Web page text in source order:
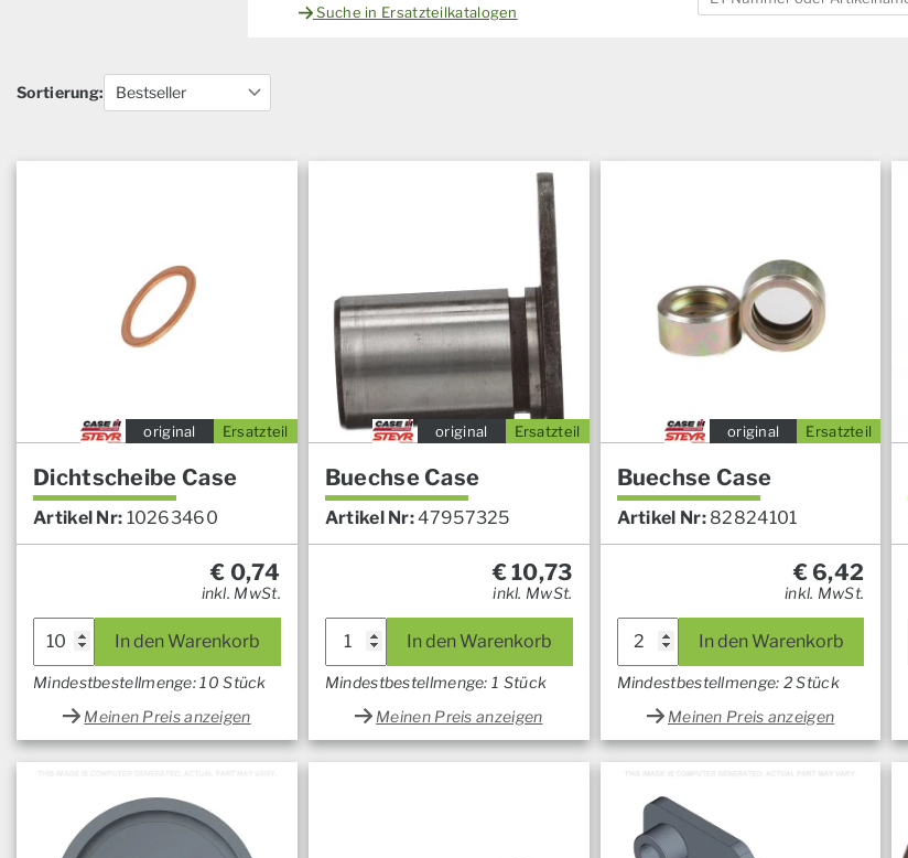
Suche in Ersatzteilkatalogen
Sortierung:
Ersatzteil
original
Dichtscheibe Case
Artikel Nr: 10263460
€ 0,74
inkl. MwSt.
In den Warenkorb
Mindestbestellmenge: 10 Stück
Meinen Preis anzeigen
Ersatzteil
original
Buechse Case
Artikel Nr:47957325
€10,73
inkl. MwSt.
In den Warenkorb
Mindestbestellmenge: 1 Stück
Meinen Preis anzeigen
Ersatzteil
original
Buechse Case
Artikel Nr: 82824101
€6,42
inkl. MwSt.
In den Warenkorb
Mindestbestellmenge: 2 Stück
Meinen Preis anzeigen